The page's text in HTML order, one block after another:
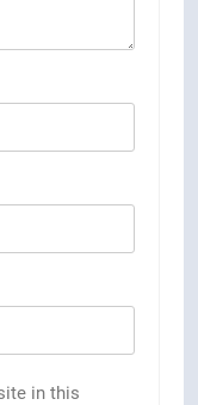
in this